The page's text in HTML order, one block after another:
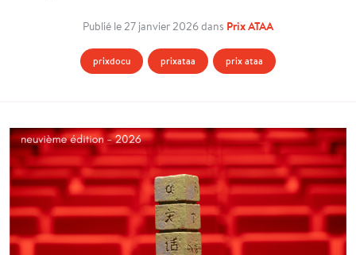
Publié le 27 janvier 2026 dans Prix ATAA
prixdocu prixataa prix ataa